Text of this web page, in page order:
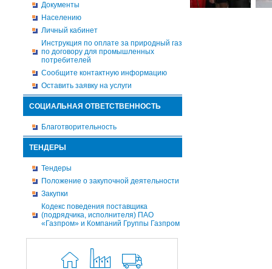
Документы
Населению
Личный кабинет
Инструкция по оплате за природный газ
по договору для промышленных
потребителей
Сообщите контактную информацию
Оставить заявку на услуги
СОЦИАЛЬНАЯ ОТВЕТСТВЕННОСТЬ
Благотворительность
ТЕНДЕРЫ
Тендеры
Положение о закупочной деятельности
Закупки
Кодекс поведения поставщика
(подрядчика, исполнителя) ПАО
«Газпром» и Компаний Группы Газпром